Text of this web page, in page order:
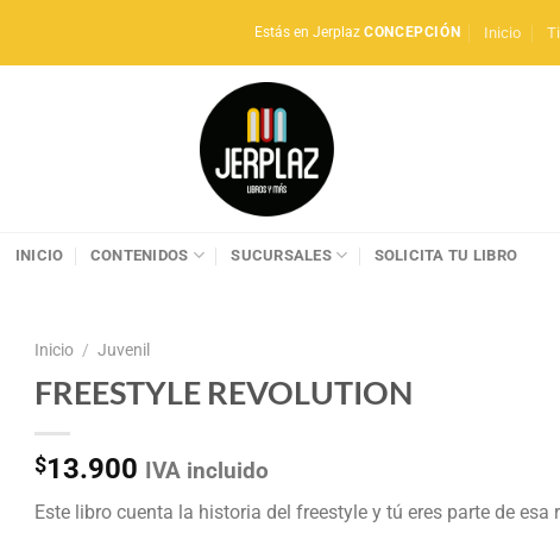
Estás en JerplazCONCEPCIÓN Inicio
INICIO CONTENIDOS SUCURSALES SOLICITA TU LIBRO
Inicio / Juvenil
FREESTYLE REVOLUTION
$13.900 IVA incluido
Este libro cuenta la historia del freestyle y tú eres parte de esa